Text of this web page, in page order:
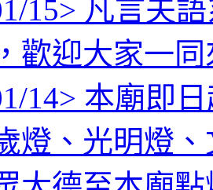
15> 凡言夫
歡迎大家一
14> 本廟即
燈、光明燈